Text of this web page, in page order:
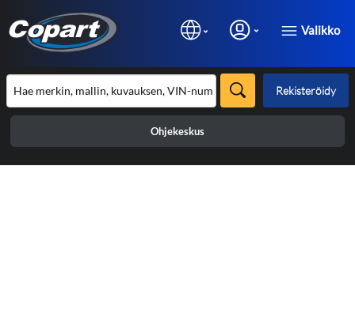
Valikko
Rekisteröidy
Ohjekeskus